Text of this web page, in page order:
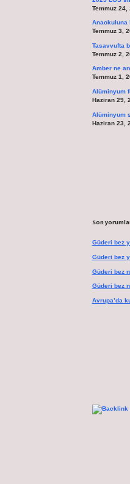
Temmuz 24,
Anaokuluna
Temmuz 3,
Tasavvufta
Temmuz 2,
Amber ne
Temmuz 1,
Alüminyum
Haziran 29,
Alüminyum
Haziran 23,
Son
Güderi bez
Güderi bez
Güderi bez
Güderi bez
Avrupa’da